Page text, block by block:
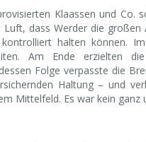
Klaassen und Co.
dass Werder die
halten können.
Am Ende erzielten
Folge verpasste die
Haltung – und
Mittelfeld. Es war kein